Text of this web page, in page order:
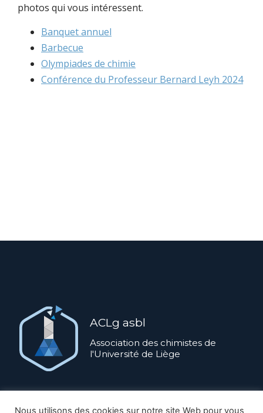
photos qui vous intéressent.
Banquet annuel
Barbecue
Olympiades de chimie
Conférence du Professeur Bernard Leyh 2024
ACLg asbl
Association des chimistes de
l'Université de Liège
Nous utilisons des cookies sur notre site Web pour vous